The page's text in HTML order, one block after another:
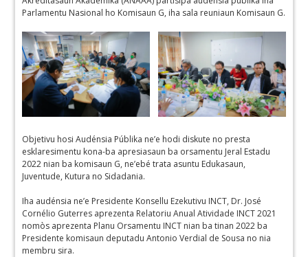
Parlamentu Nasional ho Komisaun G, iha sala reuniaun Komisaun G.
Objetivu hosi Audénsia Públika ne’e hodi diskute no presta
esklaresimentu kona-ba apresiasaun ba orsamentu Jeral Estadu
2022 nian ba komisaun G, ne’ebé trata asuntu Edukasaun,
Juventude, Kutura no Sidadania.
Iha audénsia ne’e Presidente Konsellu Ezekutivu INCT, Dr. José
Cornélio Guterres aprezenta Relatoriu Anual Atividade INCT 2021
nomòs aprezenta Planu Orsamentu INCT nian ba tinan 2022 ba
Presidente komisaun deputadu Antonio Verdial de Sousa no nia
membru sira.